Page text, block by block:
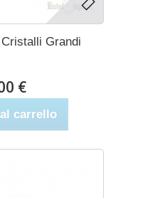
Grandi
€
carrello